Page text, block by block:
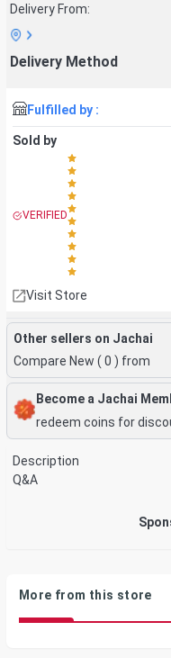
Delivery From:
Delivery Method
Fulfilled by :
Sold by
VERIFIED
Visit Store
Other sellers on Jachai
Compare New ( 0 ) from
Become a Jachai
redeem coins for
Description
Q&A
More from this store